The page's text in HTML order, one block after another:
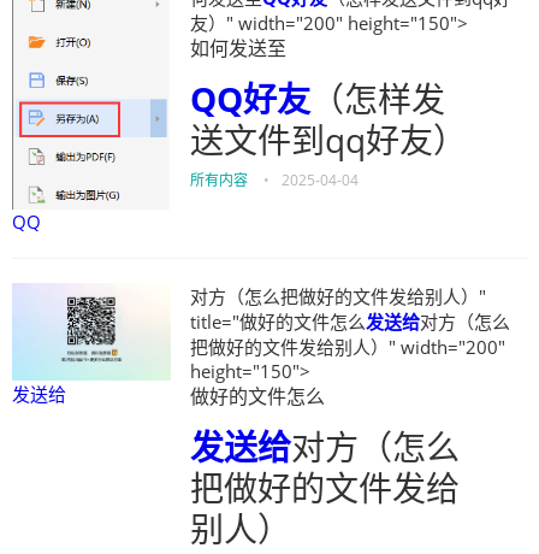
QQ
友）" width="200" height="150">
如何发送至
QQ好友（怎样发
送文件到qq好友）
所有内容 • 2025-04-04
发送给
对方（怎么把做好的文件发给别人）"
title="做好的文件怎么发送给对方（怎么
把做好的文件发给别人）" width="200"
height="150">
做好的文件怎么
发送给对方（怎么
把做好的文件发给
别人）